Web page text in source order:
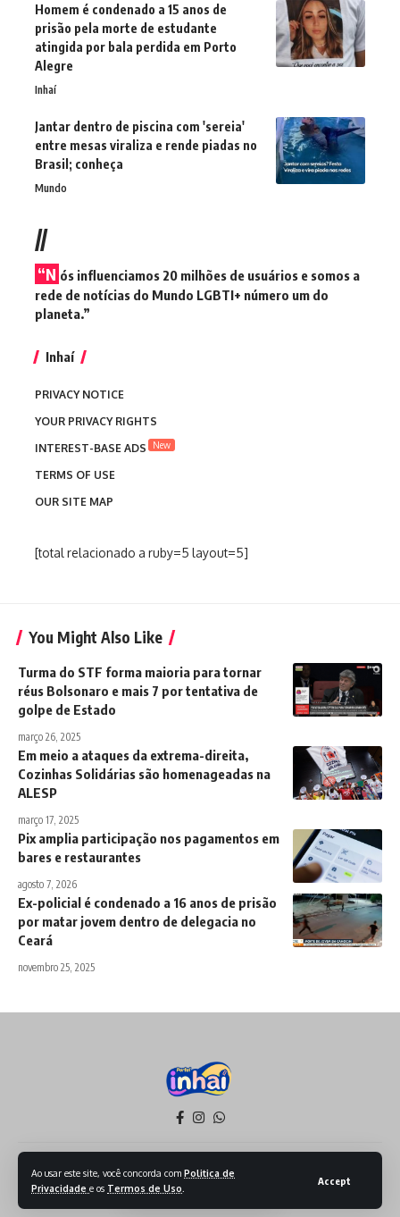
Ao usar este site, você concorda com Politica de
Privacidade e os Termos de Uso
Accept
Homem é condenado a 15 anos de
prisão pela morte de estudante
atingida por bala perdida em Porto
Alegre
Inhaí
Jantar dentro de piscina com 'sereia'
entre mesas viraliza e rende piadas no
Brasil; conheça
Mundo
//
“N ós influenciamos 20 milhões de usuários e somos a
rede de notícias do Mundo LGBTI+ número um do
planeta.”
Inhaí
PRIVACY NOTICE
YOUR PRIVACY RIGHTS
INTEREST-BASE ADS
New
TERMS OF USE
OUR SITE MAP
[total relacionado a ruby=5 layout=5]
You Might Also Like
Turma do STF forma maioria para tornar
réus Bolsonaro e mais 7 por tentativa de
golpe de Estado
março 26, 2025
Em meio a ataques da extrema-direita,
Cozinhas Solidárias são homenageadas na
ALESP
março 17, 2025
Pix amplia participação nos pagamentos em
bares e restaurantes
agosto 7, 2026
Ex-policial é condenado a 16 anos de prisão
por matar jovem dentro de delegacia no
Ceará
novembro 25, 2025
Todos os Direitos reservados - 2026 - Produzido por Sept Mídia